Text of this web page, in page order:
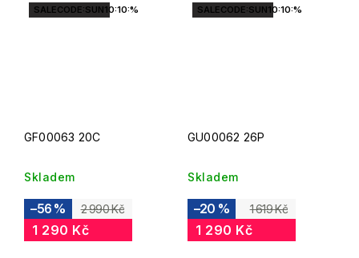
SALECODE:SUN10:10:%
GF00063 20C
Skladem
2 990 Kč
–56 %
1 290 Kč
SALECODE:SUN10:10:%
GU00062 26P
Skladem
1 619 Kč
–20 %
1 290 Kč